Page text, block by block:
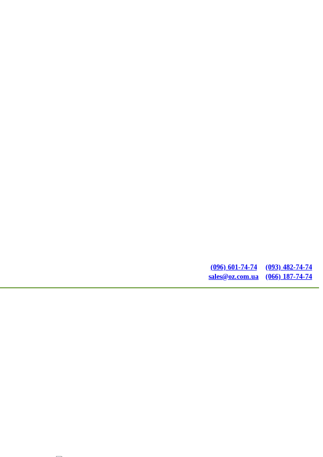
(096) 601-74-74
sales@oz.com.ua
(093) 482-74-74
(066) 187-74-74